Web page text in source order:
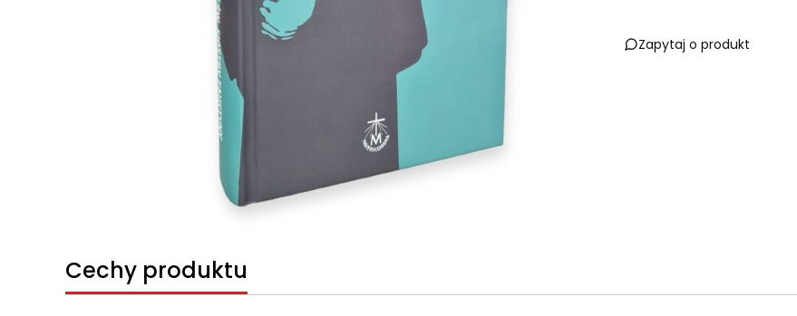
Zapytaj o produkt
Cechy produktu